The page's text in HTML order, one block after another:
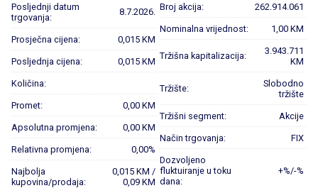
Posljednji datum
trgovanja:
8.7.2026.
Prosječna cijena: 0,015 KM
Posljednja cijena: 0,015 KM
Količina:
Promet: 0,00 KM
Apsolutna promjena: 0,00 KM
Relativna promjena: 0,00%
Najbolja
kupovina/prodaja:
0,015 KM /
0,09 KM
Broj akcija: 262.914.061
Nominalna vrijednost: 1,00 KM
Tržišna kapitalizacija:
3.943.711
KM
Tržište:
Slobodno
tržište
Tržišni segment: Akcije
Način trgovanja: FIX
Dozvoljeno
fluktuiranje u toku
dana:
+%/-%